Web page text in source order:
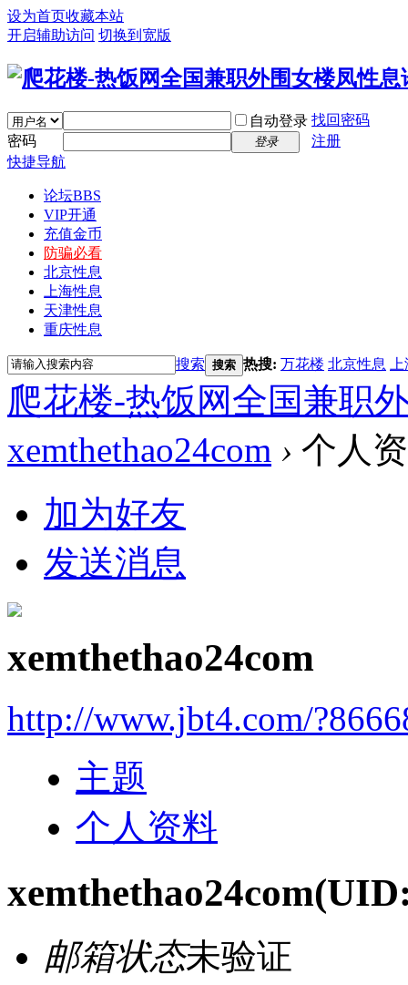
设为首页收藏本站
开启辅助访问 切换到宽版
自动登录 找回密码
密码
登录
注册
快捷导航
论坛BBS
VIP开通
充值金币
防骗必看
北京性息
上海性息
天津性息
重庆性息
搜索 搜索 热搜: 万花楼 北京性息
爬花楼-热饭网全国兼职
xemthethao24com › 个人
加为好友
发送消息
xemthethao24com
http://www.jbt4.com/
主题
个人资料
xemthethao24com
邮箱状态未验证